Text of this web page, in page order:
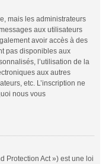
mais les administrateurs
aux utilisateurs
avoir accès à des
pas disponibles aux
l’utilisation de la
aux autres
etc. L’inscription ne
nous vous
Protection Act ») est une loi